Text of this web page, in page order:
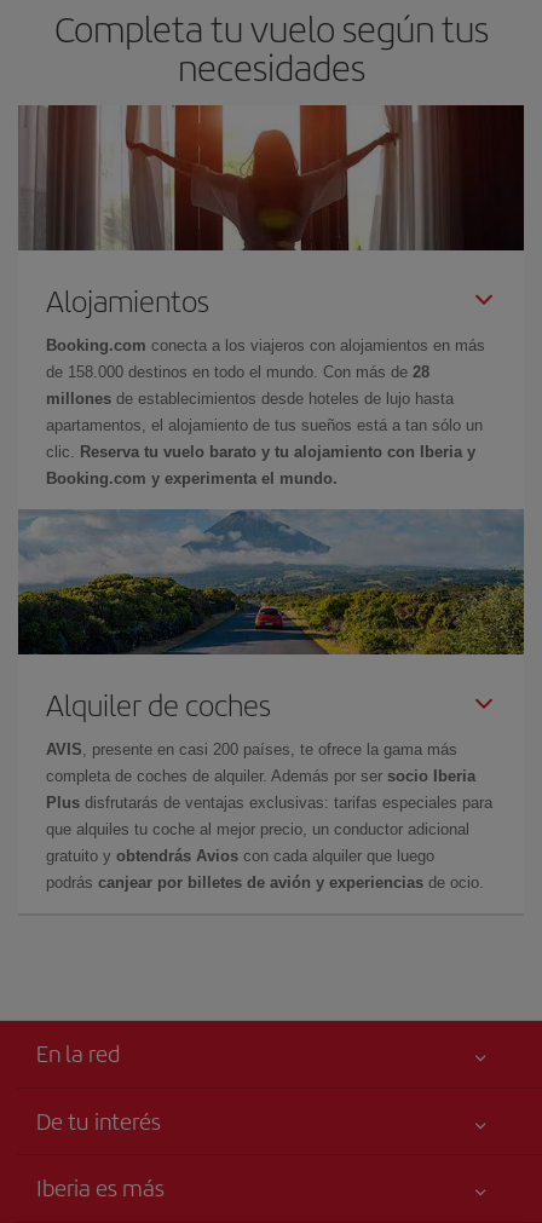
Completa tu vuelo según tus
necesidades
Alojamientos
Booking.com conecta a los viajeros con alojamientos en más
de 158.000 destinos en todo el mundo. Con más de 28
millones de establecimientos desde hoteles de lujo hasta
apartamentos, el alojamiento de tus sueños está a tan sólo un
clic.
Reserva tu vuelo barato y tu alojamiento con Iberia y
Booking.com y experimenta el mundo.
Alquiler de coches
AVIS , presente en casi 200 países, te ofrece la gama más
completa de coches de alquiler. Además por ser socio Iberia
Plus disfrutarás de ventajas exclusivas: tarifas especiales para
que alquiles tu coche al mejor precio, un conductor adicional
gratuito y obtendrás Avios con cada alquiler que luego
podrás canjear por billetes de avión y experiencias de ocio.
En la red
De tu interés
Accesibilidad
Iberia es más